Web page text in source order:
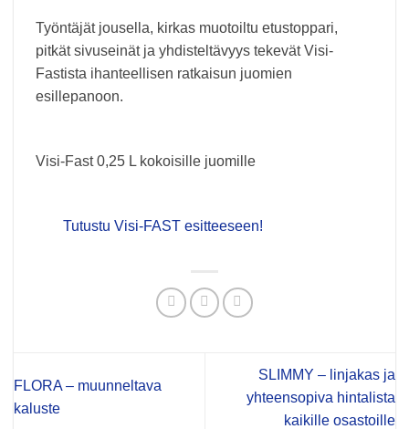
Työntäjät jousella, kirkas muotoiltu etustoppari,
pitkät sivuseinät ja yhdisteltävyys tekevät Visi-
Fastista ihanteellisen ratkaisun juomien
esillepanoon.
Visi-Fast 0,25 L kokoisille juomille
Tutustu Visi-FAST esitteeseen!
FLORA – muunneltava
kaluste
SLIMMY – linjakas ja
yhteensopiva hintalista
kaikille osastoille